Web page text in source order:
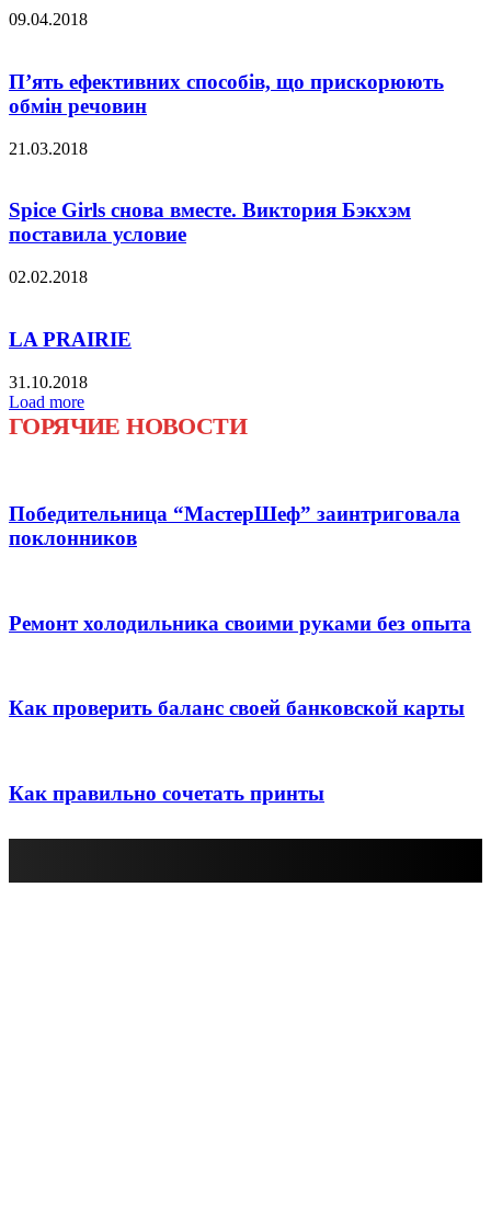
09.04.2018
П’ять ефективних способів, що прискорюють
обмін речовин
21.03.2018
Spice Girls снова вместе. Виктория Бэкхэм
поставила условие
02.02.2018
LA PRAIRIE
31.10.2018
Load more
ГОРЯЧИЕ НОВОСТИ
Победительница “МастерШеф” заинтриговала
поклонников
Ремонт холодильника своими руками без опыта
Как проверить баланс своей банковской карты
Как правильно сочетать принты